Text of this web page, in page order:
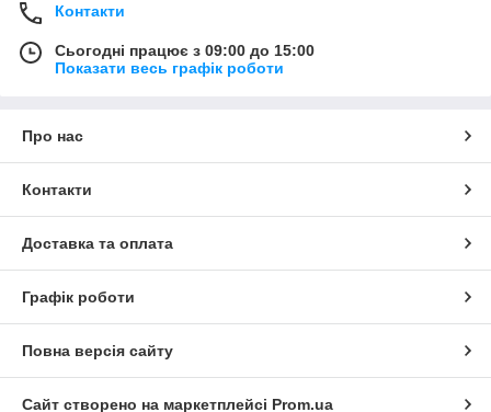
Контакти
Сьогодні працює з 09:00 до 15:00
Показати весь графік роботи
Про нас
Контакти
Доставка та оплата
Графік роботи
Повна версія сайту
Сайт створено на маркетплейсі Prom.ua